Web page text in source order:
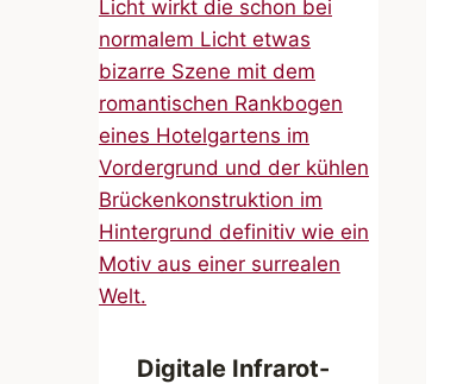
Digitale Infrarot-